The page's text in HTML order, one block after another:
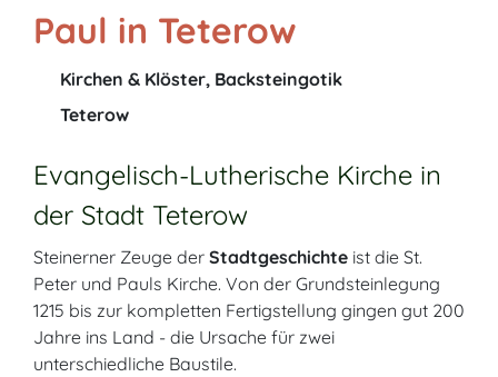
Paul in Teterow
Kirchen & Klöster, Backsteingotik
Teterow
Evangelisch-Lutherische Kirche in
der Stadt Teterow
Steinerner Zeuge der Stadtgeschichte ist die St.
Peter und Pauls Kirche. Von der Grundsteinlegung
1215 bis zur kompletten Fertigstellung gingen gut 200
Jahre ins Land - die Ursache für zwei
unterschiedliche Baustile.